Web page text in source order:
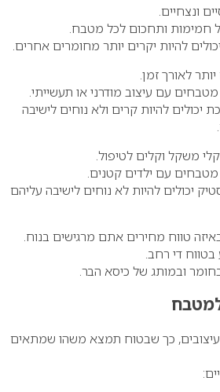
ונצחיים.
חמימות ותחכום לכל מטבח.
להיות יקרים יותר מחומרים אחרים.
לאורך זמן.
עם עיצוב מודרני או תעשייתי.
להיות קרים ולא נוחים לישיבה
משקל וקלים לטיפול.
עם ילדים קטנים.
יכולים להיות לא נוחים לישיבה עליהם
טווח מחירים אתם מרגישים בנוח.
בטווח די רחב.
ובמותג של כיסא הבר.
עיצובים, כך שבטוח תמצא משהו שמתאים